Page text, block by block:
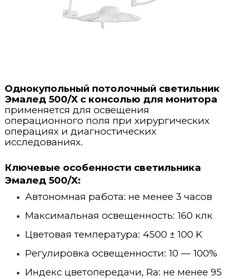
Эндоскопический инструментарий
Операционные хирургические светильники
Портативные ИВЛ
Инфузионные насосы
Мониторы пациента
Мониторы фетальные
Аспираторы
Дефибрилляторы
Рециркуляторы-облучатели
Пульсоксиметры
Открытые реанимационные места
Стерилизация и дезинфекция
Моечно-дезинфекционные машины для инструментов
Ультразвуковые моечно-дезинфекционные машины
Машины для обработки предметов ухода за пациентами
Автоклавы
Щелевые лампы
Урология
Лабораторная диагностика
Гематологические анализаторы
Гистология и патанатомия
Расходные материалы
Анестезиология и реанимация
Утилизация
Ветеринария
Стационарные ветеринарные рентгены
Однокупольный потолочный светильник
Эмалед 500/Х с консолью для монитора
применяется для освещения
операционного поля при хирургических
операциях и диагностических
исследованиях.
Ключевые особенности светильника
Эмалед 500/Х:
Автономная работа: не менее 3 часов
Максимальная освещенность: 160 клк
Цветовая температура: 4500 ± 100 K
Регулировка освещенности: 10 — 100%
Индекс цветопередачи, Ra: не менее 95